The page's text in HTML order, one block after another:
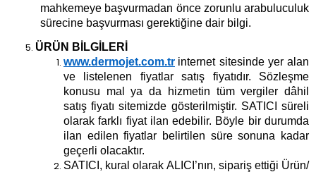
mahkemeye başvurmadan önce zorunlu arabuluculuk
sürecine başvurması gerektiğine dair bilgi.
ÜRÜN BİLGİLERİ
www.dermojet.com.tr internet sitesinde yer alan
ve listelenen fiyatlar satış fiyatıdır. Sözleşme
konusu mal ya da hizmetin tüm vergiler dâhil
satış fiyatı sitemizde gösterilmiştir. SATICI süreli
olarak farklı fiyat ilan edebilir. Böyle bir durumda
ilan edilen fiyatlar belirtilen süre sonuna kadar
geçerli olacaktır.
SATICI, kural olarak ALICI’nın, sipariş ettiği Ürün/